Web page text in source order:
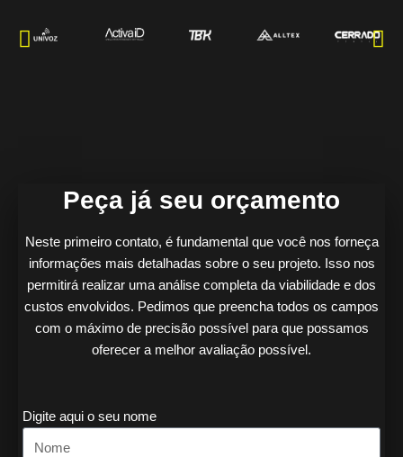
Peça já seu orçamento
Neste primeiro contato, é fundamental que você nos forneça
informações mais detalhadas sobre o seu projeto. Isso nos
permitirá realizar uma análise completa da viabilidade e dos
custos envolvidos. Pedimos que preencha todos os campos
com o máximo de precisão possível para que possamos
oferecer a melhor avaliação possível.
Digite aqui o seu nome